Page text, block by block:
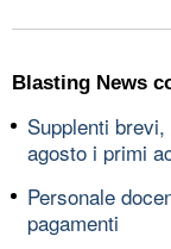
Blasting News
Supplenti
agosto i primi
Personale
pagamenti